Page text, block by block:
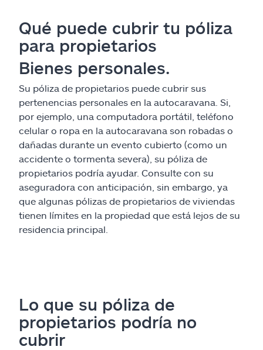
Qué puede cubrir tu póliza
para propietarios
Bienes personales.
Su póliza de propietarios puede cubrir sus
pertenencias personales en la autocaravana. Si,
por ejemplo, una computadora portátil, teléfono
celular o ropa en la autocaravana son robadas o
dañadas durante un evento cubierto (como un
accidente o tormenta severa), su póliza de
propietarios podría ayudar. Consulte con su
aseguradora con anticipación, sin embargo, ya
que algunas pólizas de propietarios de viviendas
tienen límites en la propiedad que está lejos de su
residencia principal.
Lo que su póliza de
propietarios podría no
cubrir